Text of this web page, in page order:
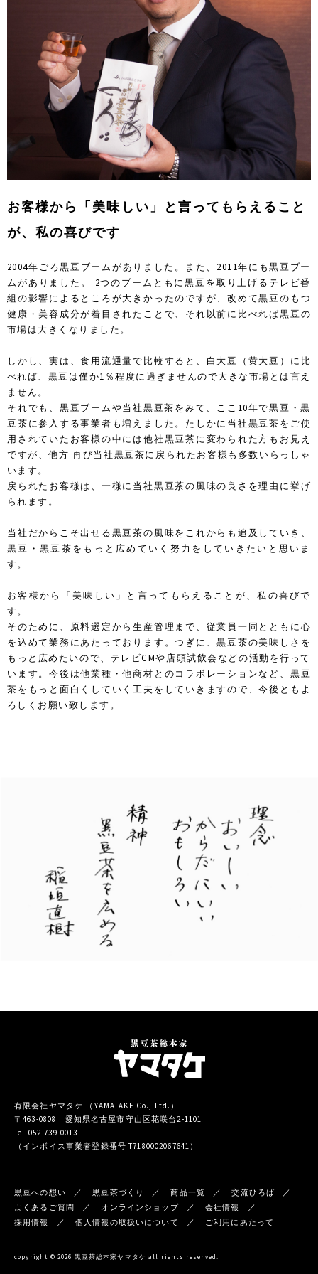
お客様から「美味しい」と言ってもらえること
が、私の喜びです
2004年ごろ黒豆ブームがありました。また、2011年にも黒豆ブー
ムがありました。 2つのブームともに黒豆を取り上げるテレビ番
組の影響によるところが大きかったのですが、改めて黒豆のもつ
健康・美容成分が着目されたことで、それ以前に比べれば黒豆の
市場は大きくなりました。
しかし、実は、食用流通量で比較すると、白大豆（黄大豆）に比
べれば、黒豆は僅か1％程度に過ぎませんので大きな市場とは言え
ません。
それでも、黒豆ブームや当社黒豆茶をみて、ここ10年で黒豆・黒
豆茶に参入する事業者も増えました。たしかに当社黒豆茶をご使
用されていたお客様の中には他社黒豆茶に変わられた方もお見え
ですが、他方 再び当社黒豆茶に戻られたお客様も多数いらっしゃ
います。
戻られたお客様は、一様に当社黒豆茶の風味の良さを理由に挙げ
られます。
当社だからこそ出せる黒豆茶の風味をこれからも追及していき、
黒豆・黒豆茶をもっと広めていく努力をしていきたいと思いま
す。
お客様から「美味しい」と言ってもらえることが、私の喜びで
す。
そのために、原料選定から生産管理まで、従業員一同とともに心
を込めて業務にあたっております。つぎに、黒豆茶の美味しさを
もっと広めたいので、テレビCMや店頭試飲会などの活動を行って
います。今後は他業種・他商材とのコラボレーションなど、黒豆
茶をもっと面白くしていく工夫をしていきますので、今後ともよ
ろしくお願い致します。
有限会社ヤマタケ （YAMATAKE Co., Ltd.）
〒463-0808 愛知県名古屋市守山区花咲台2-1101
Tel.052-739-0013
（インボイス事業者登録番号 T7180002067641）
黒豆への想い 黒豆茶づくり 商品一覧
交流ひろば
よくあるご質問
オンラインショップ
会社情報
採用情報
個人情報の取扱いについて ご利用にあたって
copyright © 2026 黒豆茶総本家ヤマタケ all rights reserved.